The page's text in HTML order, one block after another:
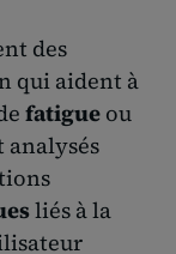
des
qui aident à
fatigue ou
analysés
liés à la